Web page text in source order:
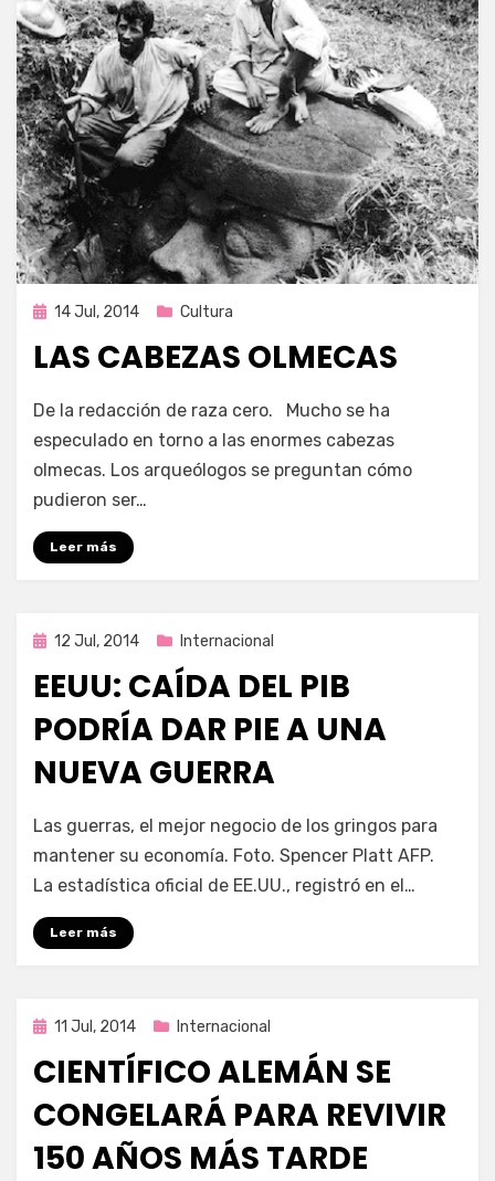
Publicada
14 Jul, 2014 Cultura
LAS CABEZAS OLMECAS
por Enrique
De la redacción de raza cero. Mucho se ha
especulado en torno a las enormes cabezas
olmecas. Los arqueólogos se preguntan cómo
pudieron ser…
Leer más
Publicada
12 Jul, 2014 Internacional
EEUU: CAÍDA DEL PIB
PODRÍA DAR PIE A UNA
NUEVA GUERRA
Las guerras, el mejor negocio de los gringos para
mantener su economía. Foto. Spencer Platt AFP.
La estadística oficial de EE.UU., registró en el…
Leer más
Publicada
11 Jul, 2014 Internacional
CIENTÍFICO ALEMÁN SE
CONGELARÁ PARA REVIVIR
150 AÑOS MÁS TARDE